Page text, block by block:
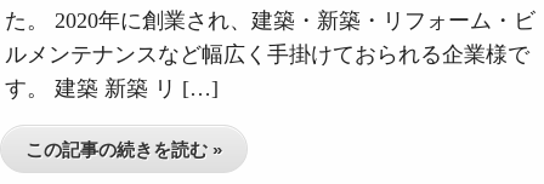
た。 2020年に創業され、建築・新築・リフォーム・ビ
ルメンテナンスなど幅広く手掛けておられる企業様で
す。 建築 新築 リ […]
この記事の続きを読む »